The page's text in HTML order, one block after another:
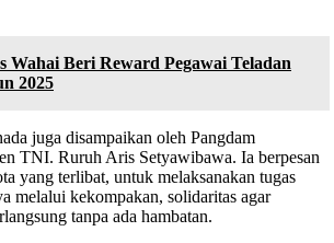
Wahai Beri Reward Pegawai Teladan
2025
juga disampaikan oleh Pangdam
TNI. Ruruh Aris Setyawibawa. Ia berpesan
yang terlibat, untuk melaksanakan tugas
melalui kekompakan, solidaritas agar
tanpa ada hambatan.